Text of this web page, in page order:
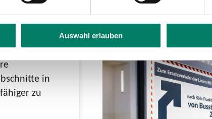
Auswahl erlauben
in
zu